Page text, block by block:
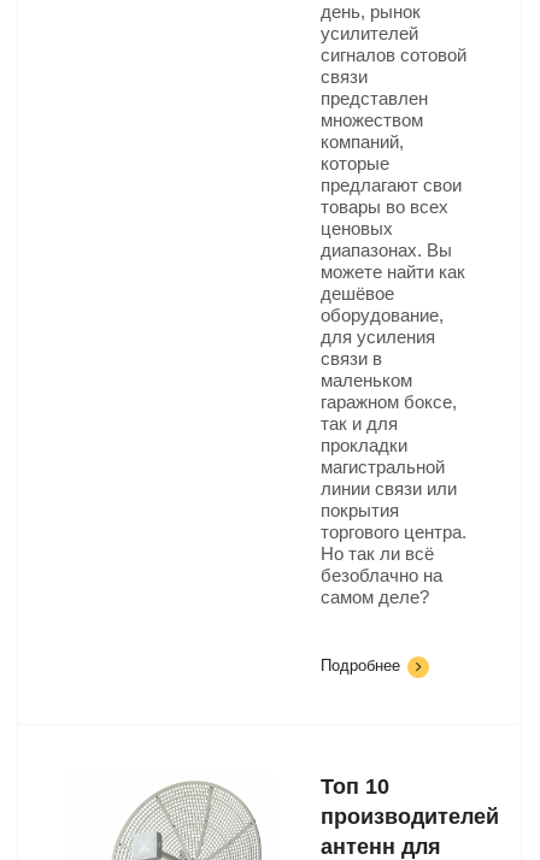
день, рынок
усилителей
сигналов сотовой
связи
представлен
множеством
компаний,
которые
предлагают свои
товары во всех
ценовых
диапазонах. Вы
можете найти как
дешёвое
оборудование,
для усиления
связи в
маленьком
гаражном боксе,
так и для
прокладки
магистральной
линии связи или
покрытия
торгового центра.
Но так ли всё
безоблачно на
самом деле?
Подробнее
Топ 10
производителей
антенн для